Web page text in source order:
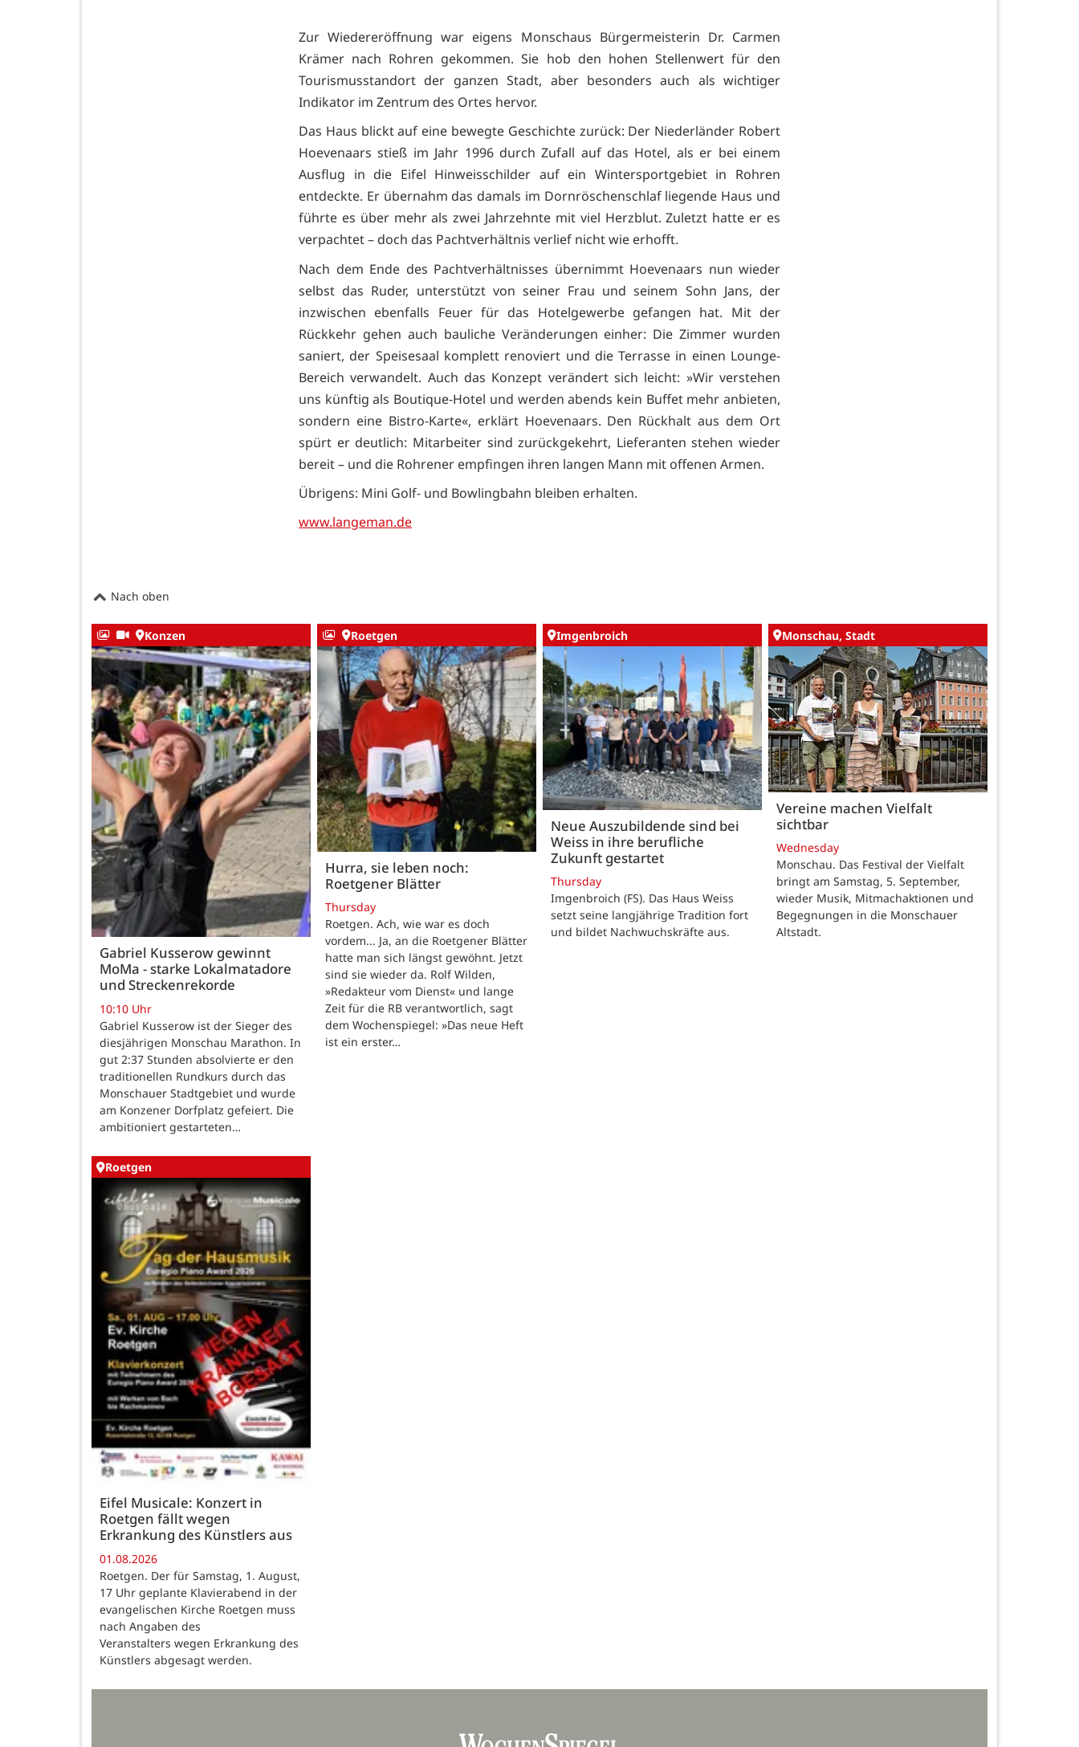
Zur Wiedereröffnung war eigens Monschaus Bürgermeisterin Dr. Carmen
Krämer nach Rohren gekommen. Sie hob den hohen Stellenwert für den
Tourismusstandort der ganzen Stadt, aber besonders auch als wichtiger
Indikator im Zentrum des Ortes hervor.
Das Haus blickt auf eine bewegte Geschichte zurück: Der Niederländer Robert
Hoevenaars stieß im Jahr 1996 durch Zufall auf das Hotel, als er bei einem
Ausflug in die Eifel Hinweisschilder auf ein Wintersportgebiet in Rohren
entdeckte. Er übernahm das damals im Dornröschenschlaf liegende Haus und
führte es über mehr als zwei Jahrzehnte mit viel Herzblut. Zuletzt hatte er es
verpachtet – doch das Pachtverhältnis verlief nicht wie erhofft.
Nach dem Ende des Pachtverhältnisses übernimmt Hoevenaars nun wieder
selbst das Ruder, unterstützt von seiner Frau und seinem Sohn Jans, der
inzwischen ebenfalls Feuer für das Hotelgewerbe gefangen hat. Mit der
Rückkehr gehen auch bauliche Veränderungen einher: Die Zimmer wurden
saniert, der Speisesaal komplett renoviert und die Terrasse in einen Lounge-
Bereich verwandelt. Auch das Konzept verändert sich leicht: »Wir verstehen
uns künftig als Boutique-Hotel und werden abends kein Buffet mehr anbieten,
sondern eine Bistro-Karte«, erklärt Hoevenaars. Den Rückhalt aus dem Ort
spürt er deutlich: Mitarbeiter sind zurückgekehrt, Lieferanten stehen wieder
bereit – und die Rohrener empfingen ihren langen Mann mit offenen Armen.
Übrigens: Mini Golf- und Bowlingbahn bleiben erhalten.
www.langeman.de
Nach oben
Konzen
Gabriel Kusserow gewinnt
MoMa - starke Lokalmatadore
und Streckenrekorde
10:10 Uhr
Gabriel Kusserow ist der Sieger des
diesjährigen Monschau Marathon. In
gut 2:37 Stunden absolvierte er den
traditionellen Rundkurs durch das
Monschauer Stadtgebiet und wurde
am Konzener Dorfplatz gefeiert. Die
ambitioniert gestarteten…
Roetgen
Hurra, sie leben noch:
Roetgener Blätter
Thursday
Roetgen. Ach, wie war es doch
vordem... Ja, an die Roetgener Blätter
hatte man sich längst gewöhnt. Jetzt
sind sie wieder da. Rolf Wilden,
»Redakteur vom Dienst« und lange
Zeit für die RB verantwortlich, sagt
dem Wochenspiegel: »Das neue Heft
ist ein erster…
Imgenbroich
Neue Auszubildende sind bei
Weiss in ihre berufliche
Zukunft gestartet
Thursday
Imgenbroich (FS). Das Haus Weiss
setzt seine langjährige Tradition fort
und bildet Nachwuchskräfte aus.
Monschau, Stadt
Vereine machen Vielfalt
sichtbar
Wednesday
Monschau. Das Festival der Vielfalt
bringt am Samstag, 5. September,
wieder Musik, Mitmachaktionen und
Begegnungen in die Monschauer
Altstadt.
Roetgen
Eifel Musicale: Konzert in
Roetgen fällt wegen
Erkrankung des Künstlers aus
01.08.2026
Roetgen. Der für Samstag, 1. August,
17 Uhr geplante Klavierabend in der
evangelischen Kirche Roetgen muss
nach Angaben des
Veranstalters wegen Erkrankung des
Künstlers abgesagt werden.